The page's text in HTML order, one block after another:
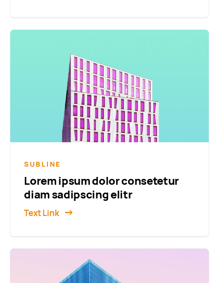
SUBLINE
Lorem ipsum dolor consetetur
diam sadipscing elitr
Text Link